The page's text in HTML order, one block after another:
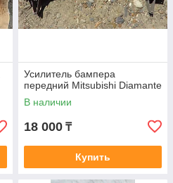
Усилитель бампера
передний Mitsubishi Diamante
В наличии
18 000 ₸
Купить